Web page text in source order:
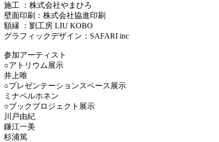
施工 ：株式会社やまひろ
壁面印刷：株式会社協進印刷
額縁 ：劉工房 LIU KOBO
グラフィックデザイン：SAFARI inc
参加アーティスト
○アトリウム展示
井上唯
○プレゼンテーションスペース展示
ミナペルホネン
○ブックプロジェクト展示
川戸由紀
鎌江一美
杉浦篤